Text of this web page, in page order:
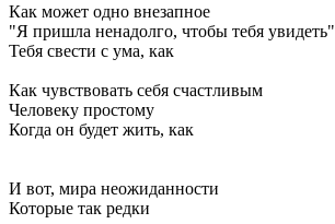
Как может одно внезапное
"Я пришла ненадолго, чтобы тебя увидеть"
Тебя свести с ума, как
Как чувствовать себя счастливым
Человеку простому
Когда он будет жить, как
И вот, мира неожиданности
Которые так редки